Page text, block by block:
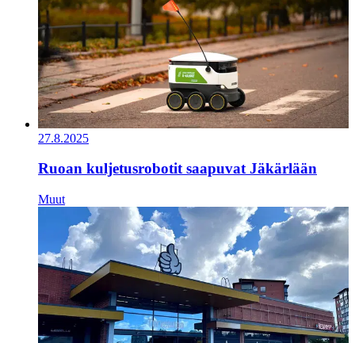
27.8.2025
Ruoan kuljetusrobotit saapuvat Jäkärlään
Muut